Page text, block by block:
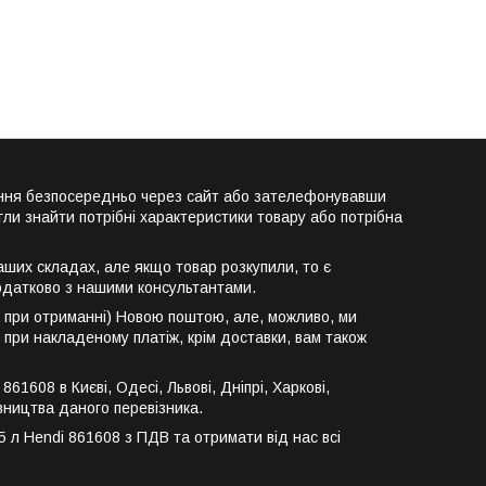
безпосередньо через сайт або зателефонувавши
потрібні характеристики товару або потрібна
складах, але якщо товар розкупили, то є
з нашими консультантами.
при отриманні) Новою поштою, але, можливо, ми
накладеному платіж, крім доставки, вам також
в Києві, Одесі, Львові, Дніпрі, Харкові,
даного перевізника.
Hendi 861608 з ПДВ та отримати від нас всі